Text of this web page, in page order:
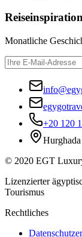
Monatliche
+20 120
© 2020 EGT
Lizenzierter
Tourismus
Rechtliches